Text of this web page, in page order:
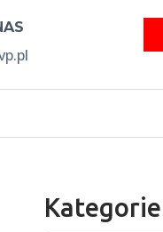
Kategorie